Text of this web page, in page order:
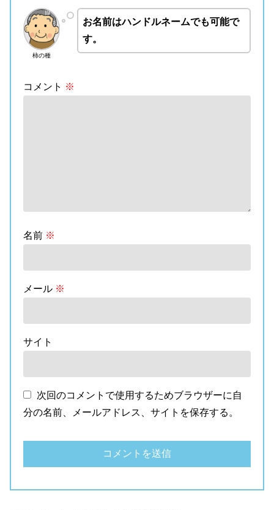
柿の種
お名前はハンドルネームでも可能で
す。
コメント ※
名前 ※
メール ※
サイト
次回のコメントで使用するためブラウザーに自
分の名前、メールアドレス、サイトを保存する。